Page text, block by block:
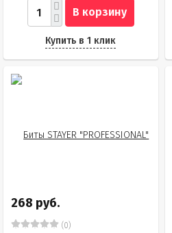
В корзину
Купить в 1 клик
268 руб.
(0)